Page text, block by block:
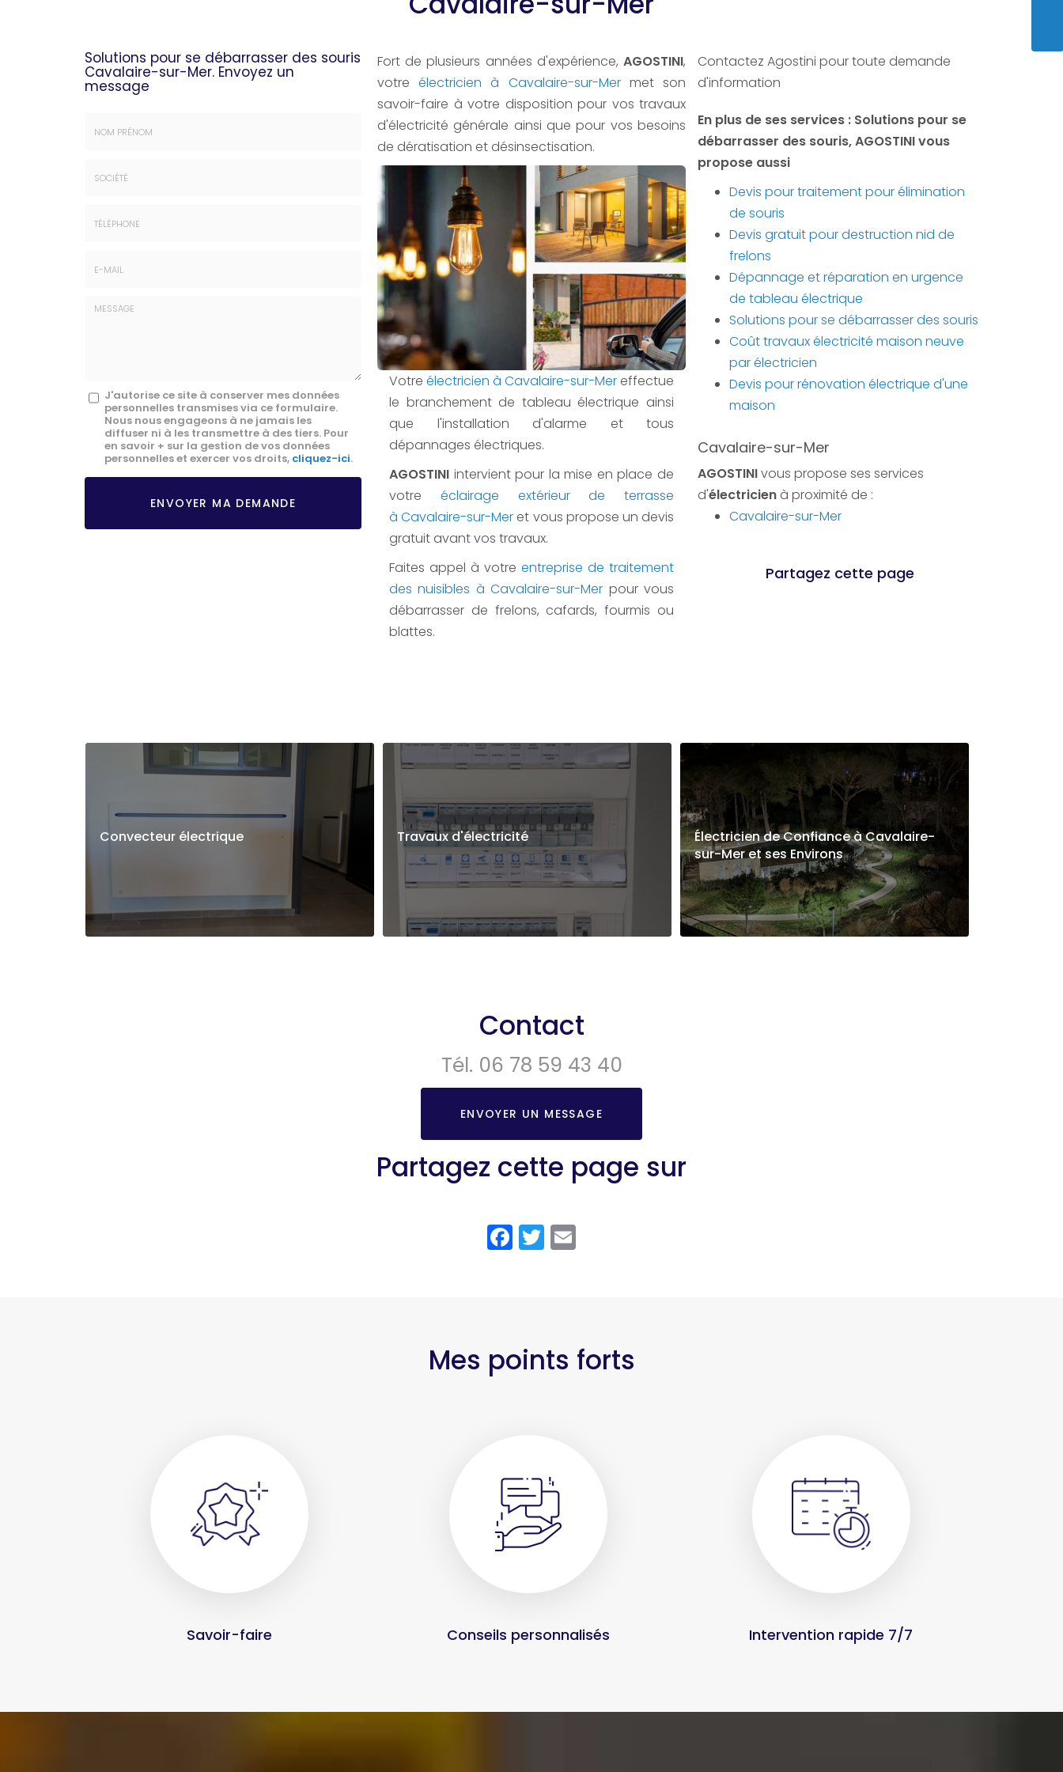
Solutions pour se débarrasser des souris
Cavalaire-sur-Mer. Envoyez un
message
Message
J'autorise ce site à conserver mes données
personnelles transmises via ce formulaire.
Nous nous engageons à ne jamais les
diffuser ni à les transmettre à des tiers. Pour
en savoir + sur la gestion de vos données
personnelles et exercer vos droits, cliquez-ici.
Acceptation
ENVOYER MA DEMANDE
Fort de plusieurs années d'expérience, AGOSTINI,
votreélectricien à Cavalaire-sur-Mermet son
savoir-faire à votre disposition pour vos travaux
d'électricité générale ainsi que pour vos besoins
de dératisation et désinsectisation.
Votre électricien à Cavalaire-sur-Mer effectue
le branchement de tableau électrique ainsi
que l'installation d'alarme et tous
dépannages électriques.
AGOSTINI intervient pour la mise en place de
votre éclairage extérieur de terrasse
à Cavalaire-sur-Mer et vous propose un devis
gratuit avant vos travaux.
Faites appel à votre entreprise de traitement
des nuisibles à Cavalaire-sur-Mer pour vous
débarrasser de frelons, cafards, fourmis ou
blattes.
Contactez Agostini pour toute demande
d'information
En plus de ses services : Solutions pour se
débarrasser des souris, AGOSTINI vous
propose aussi
Devis pour traitement pour élimination
de souris
Devis gratuit pour destruction nid de
frelons
Dépannage et réparation en urgence
de tableau électrique
Solutions pour se débarrasser des souris
Coût travaux électricité maison neuve
par électricien
Devis pour rénovation électrique d'une
maison
Cavalaire-sur-Mer
AGOSTINIvous propose ses services
d'électricien à proximité de :
Cavalaire-sur-Mer
Convecteur électrique Travaux d'électricité
Électricien de Confiance à Cavalaire-
sur-Mer et ses Environs
Contact
Tél. 06 78 59 43 40
ENVOYER UN MESSAGE
Partagez cette page sur
Facebook
Twitter
Mes points forts
Savoir-faire Conseils personnalisés Intervention rapide 7/7